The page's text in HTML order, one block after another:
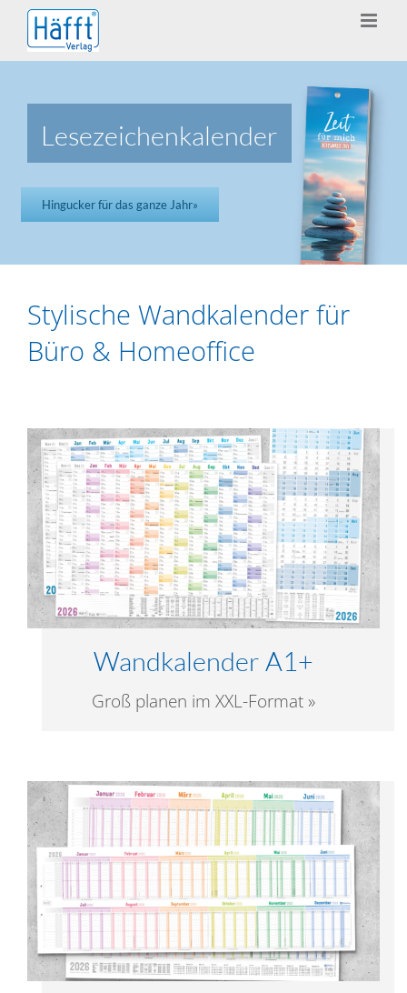
Zum
Inhalt
springen
Lesezeichenkalender
Hingucker für das ganze Jahr»
Stylische Wandkalender für
Büro & Homeoffice
Wandkalender A1+
Groß planen im XXL-Format »